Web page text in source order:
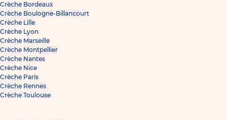
Crèche Bordeaux
Crèche Boulogne-Billancourt
Crèche Lille
Crèche Lyon
Crèche Marseille
Crèche Montpellier
Crèche Nantes
Crèche Nice
Crèche Paris
Crèche Rennes
Crèche Toulouse